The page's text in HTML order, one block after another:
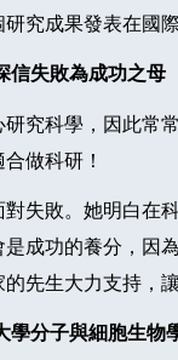
究成果發表在國
信失敗為成功之母
究科學，因此常
做科研！
失敗。她明白在
成功的養分，因
先生大力支持，
學分子與細胞生物